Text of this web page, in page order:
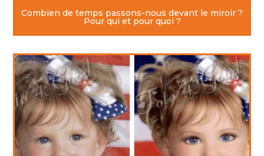
Combien de temps passons-nous devant le miroir ?
Pour qui et pour quoi ?